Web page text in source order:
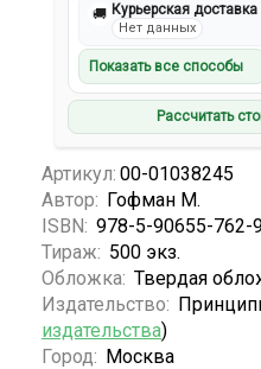
🚚 Курьерская доставка
Нет данных
Показать все способы
Рассчитать
Артикул: 00-01038245
Автор: Гофман М.
ISBN: 978-5-90655-762-
Тираж: 500 экз.
Обложка: Твердая
Издательство:
издательства)
Город: Москва